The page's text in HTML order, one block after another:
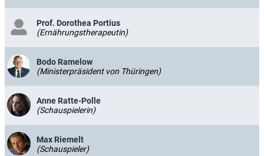
Prof. Dorothea Portius
(Ernährungstherapeutin)
Bodo Ramelow
(Ministerpräsident von Thüringen)
Anne Ratte-Polle
(Schauspielerin)
Max Riemelt
(Schauspieler)